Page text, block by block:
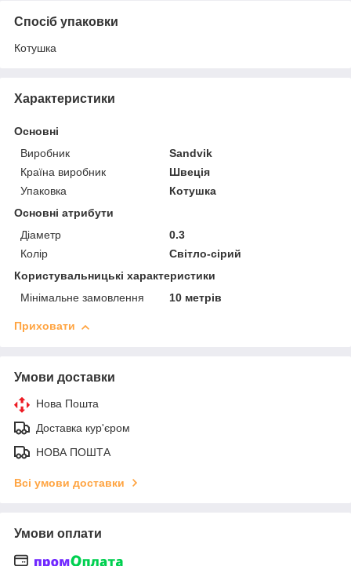
Спосіб упаковки
Котушка
Характеристики
Основні
Виробник
Sandvik
Країна виробник
Швеція
Упаковка
Котушка
Основні атрибути
Діаметр
0.3
Колір
Світло-сірий
Користувальницькі характеристики
Мінімальне замовлення
10 метрів
Приховати
Умови доставки
Нова Пошта
Доставка кур'єром
НОВА ПОШТА
Всі умови доставки
Умови оплати